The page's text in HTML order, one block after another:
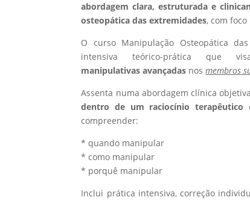
abordagem clara, estruturada e
osteopática das extremidades, com
O curso Manipulação Osteopática
intensiva teórico-prática que
manipulativas avançadas nosmembros
Assenta numa abordagem clínica
dentro de um raciocínio terapêutico
compreender:
* quando manipular
* como manipular
* porquê manipular
Inclui prática intensiva, correção